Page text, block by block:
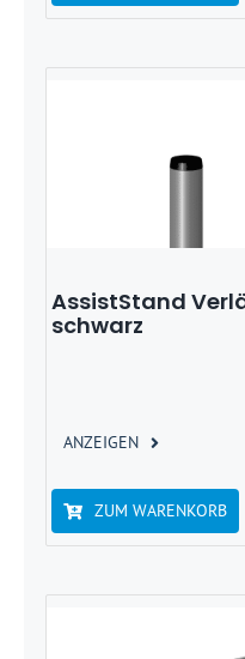
AssistStand
schwarz
ANZEIGEN
ZUM WARENKORB